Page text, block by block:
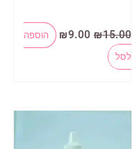
₪15.00
המחיר
המקורי
₪9.00
המחיר
הנוכחי
הוספה
לסל